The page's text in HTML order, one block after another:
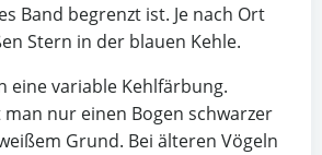
Band begrenzt ist. Je nach Ort
Stern in der blauen Kehle.
eine variable Kehlfärbung.
nur einen Bogen schwarzer
Grund. Bei älteren Vögeln